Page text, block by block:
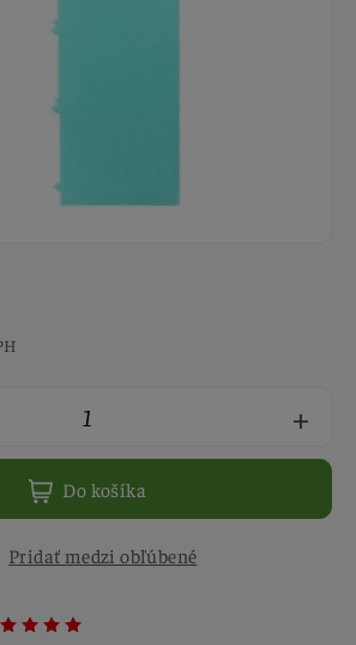
+
Do košíka
Pridať medzi obľúbené